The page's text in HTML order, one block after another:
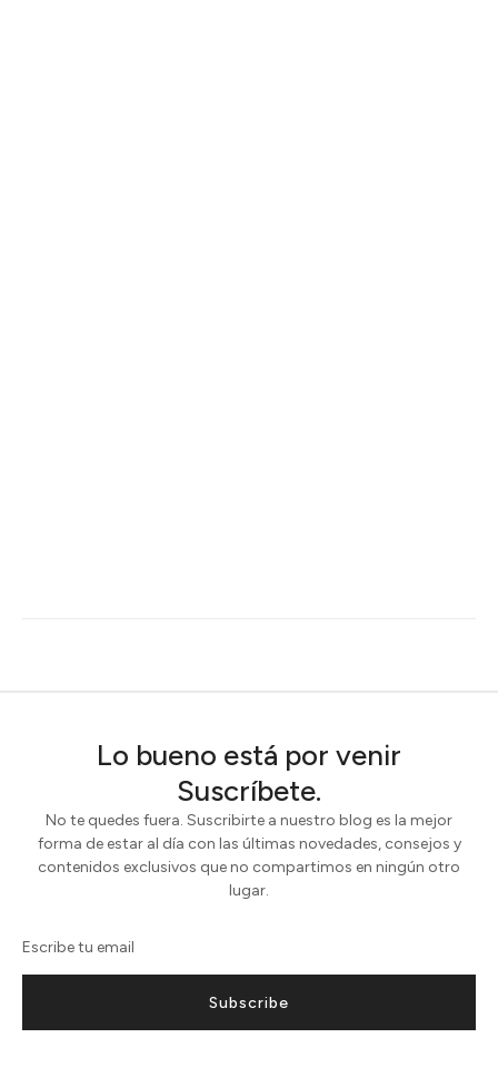
Lo bueno está por venir
Suscríbete.
No te quedes fuera. Suscribirte a nuestro blog es la mejor
forma de estar al día con las últimas novedades, consejos y
contenidos exclusivos que no compartimos en ningún otro
lugar.
Subscribe